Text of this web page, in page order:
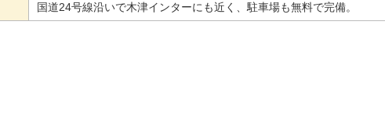
国道24号線沿いで木津インターにも近く、駐車場も無料で完備。